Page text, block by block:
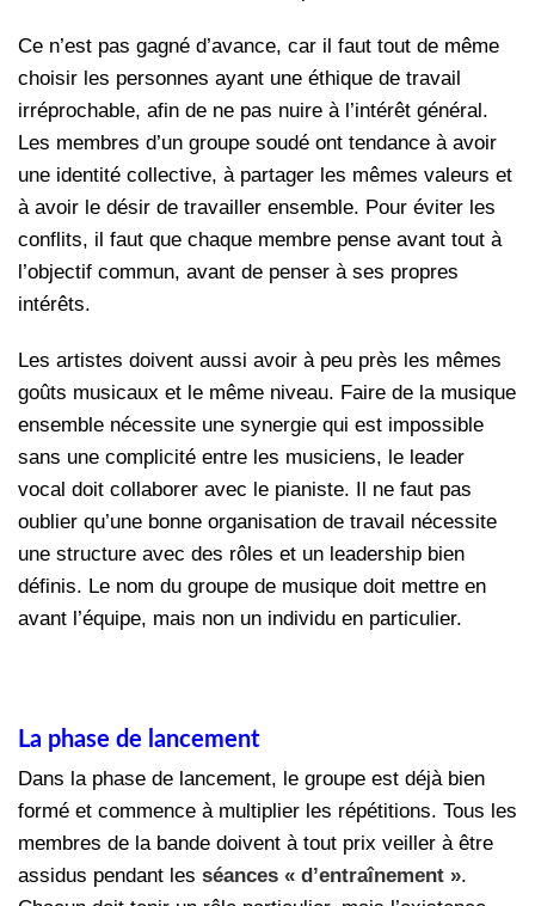
Ce n’est pas gagné d’avance, car il faut tout de même
choisir les personnes ayant une éthique de travail
irréprochable, afin de ne pas nuire à l’intérêt général.
Les membres d’un groupe soudé ont tendance à avoir
une identité collective, à partager les mêmes valeurs et
à avoir le désir de travailler ensemble. Pour éviter les
conflits, il faut que chaque membre pense avant tout à
l’objectif commun, avant de penser à ses propres
intérêts.
Les artistes doivent aussi avoir à peu près les mêmes
goûts musicaux et le même niveau. Faire de la musique
ensemble nécessite une synergie qui est impossible
sans une complicité entre les musiciens, le leader
vocal doit collaborer avec le pianiste. Il ne faut pas
oublier qu’une bonne organisation de travail nécessite
une structure avec des rôles et un leadership bien
définis. Le nom du groupe de musique doit mettre en
avant l’équipe, mais non un individu en particulier.
La phase de lancement
Dans la phase de lancement, le groupe est déjà bien
formé et commence à multiplier les répétitions. Tous les
membres de la bande doivent à tout prix veiller à être
assidus pendant les séances « d’entraînement ».